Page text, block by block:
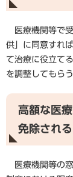
医療機関等で受
供」に同意すれ
て治療に役立て
を調整してもら
高額な医
免除される
医療機関等の窓